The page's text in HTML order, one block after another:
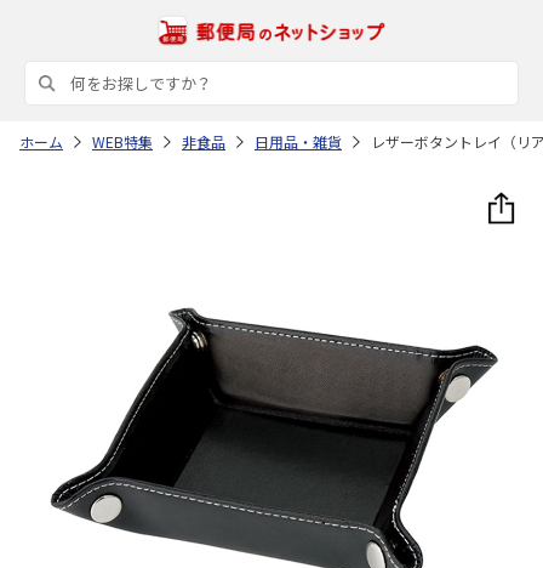
ホーム WEB特集 非食品 日用品・雑貨 レザーボタントレイ（